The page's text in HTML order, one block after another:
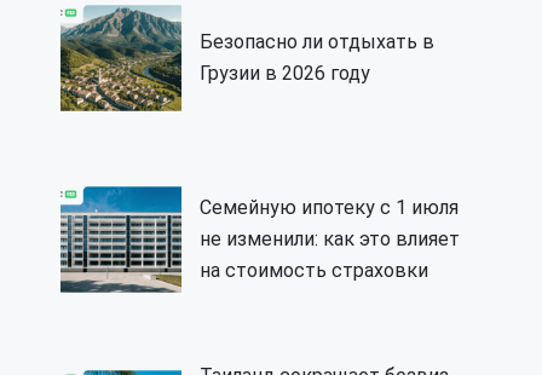
Безопасно ли отдыхать в
Грузии в 2026 году
Семейную ипотеку с 1 июля
не изменили: как это влияет
на стоимость страховки